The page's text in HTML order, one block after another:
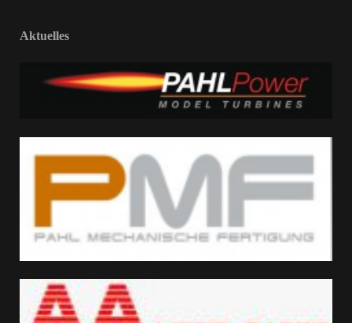
Aktuelles